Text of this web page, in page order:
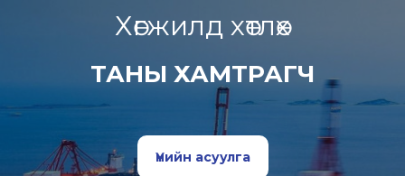
Хөгжилд хөтлөх
ТАНЫ ХАМТРАГЧ
Үнийн асуулга